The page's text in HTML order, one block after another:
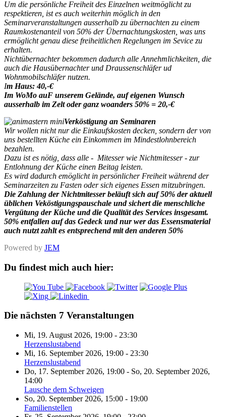
Um die persönliche Freiheit des Einzelnen weitmöglicht zu
respektieren, ist es auch weiterhin möglich in den
Seminarveranstaltungen ausserhalb zu übernachten zu einem
Raumkostenanteil von 50% der Übernachtungskosten, was uns
ermöglicht genau diese freiheitlichen Regelungen im Sevice zu
erhalten.
Nichtübernachter bekommen dadurch alle Annehmlichkeiten, die
auch die Hausübernachter und Draussenschläfer ud
Wohnmobilschläfer nutzen.
Im Haus: 40,-€
Im WoMo auF unserem Gelände, auf eigenen Wunsch
ausserhalb im Zelt oder ganz woanders 50% = 20,-€
Verköstigung an Seminaren
Wir wollen nicht nur die Einkaufskosten decken, sondern der von
uns bestellten Küche ein Einkommen im Mindestlohnbereich
bezahlen.
Dazu ist es nötig, dass alle - Mitesser wie Nichtmitesser - zur
Entlohnung der Küche einen Beitag leisten.
Es wird dadurch emöglicht in persönlicher Freiheit während der
Seminarzeiten zu Fasten oder sich eigenes Essen mitzubringen.
Die Zahlung der Nichtmitesser beläuft sich auf 50% der aktuell
üblichen Veköstigungspauschale und sichert die menschliche
Vergütung der Küche und die Qualität des Services insgesamt.
50% entfallen auf das Gedeck und nur wer das Essensmaterial
auch nutzt zahlt es entsprechend mit den anderen 50%
Powered by JEM
Du findest mich auch hier:
Die nächsten 7 Veranstaltungen
Mi, 19. August 2026, 19:00 - 23:30
Herzenslustabend
Mi, 16. September 2026, 19:00 - 23:30
Herzenslustabend
Do, 17. September 2026, 19:00 - So, 20. September 2026,
14:00
Lausche dem Schweigen
So, 20. September 2026, 15:00 - 19:00
Familienstellen